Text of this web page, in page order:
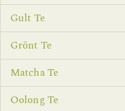
Gult Te
Grönt Te
Matcha Te
Oolong Te